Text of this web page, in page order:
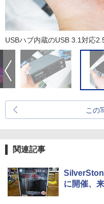
USBハブ内蔵のUSB 3.1対応
この
関連記事
に開催、